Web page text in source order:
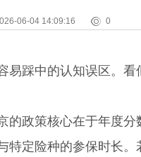
06-04 14:09:16 0
踩中的认知误区。看
政策核心在于年度分
特定险种的参保时长。